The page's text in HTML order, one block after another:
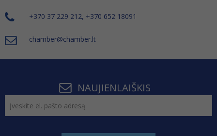
+370 37 229 212, +370 652 18091
chamber@chamber.lt
NAUJIENLAIŠKIS